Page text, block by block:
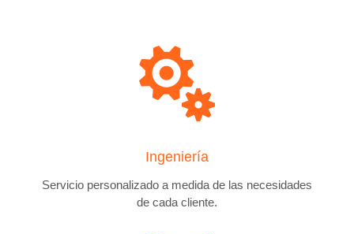

Ingeniería
Servicio personalizado a medida de las necesidades
de cada cliente.